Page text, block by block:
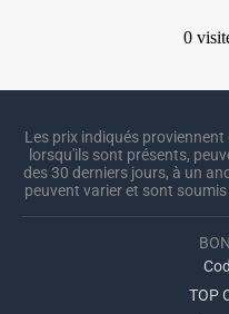
Les prix indiqués
lorsqu'ils sont présents,
des 30 derniers jours, à un
peuvent varier et sont
TOP